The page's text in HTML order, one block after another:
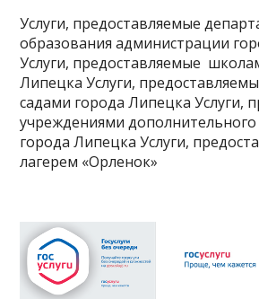
Услуги, предоставляемые
образования администрации
Услуги, предоставляемые
Липецка Услуги,
садами города Липецка Услуги,
учреждениями
города Липецка Услуги,
лагерем «Орленок»